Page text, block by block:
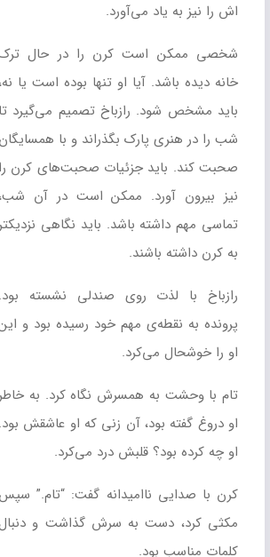
اش را نیز به یاد می‌آورد.
شخصی ممکن است کرن را در حال ترک
خانه دیده باشد. آیا او تنها بوده است یا نه،
باید مشخص شود. رازباخ تصمیم می‌گیرد تا
شب را در هنری پارک بگذراند و با همسایگان
صحبت کند. باید جزئیات صحبت‌های کرن را
نیز بیرون آورد. ممکن است در آن شب،
تماسی مهم داشته باشد. باید نگاهی نزدیکتر
به کرن داشته باشند.
رازباخ با لذت روی صندلی نشسته بود.
پرونده به نقطه‌ی مهم خود رسیده بود و این
او را خوشحال می‌کرد.
تام با وحشت به همسرش نگاه کرد. به خاطر
او دروغ گفته بود، آن زنی که او عاشقش بود.
او چه کرده بود؟ قلبش درد می‌کرد.
کرن با صدایی ناامیدانه گفت: “تام.” سپس
مکثی کرد، دست به سرش گذاشت و دنبال
کلمات مناسب بود.